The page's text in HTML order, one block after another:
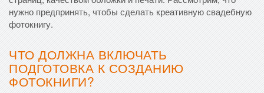
нужно предпринять, чтобы сделать креативную свадебную
фотокнигу.
ЧТО ДОЛЖНА ВКЛЮЧАТЬ
ПОДГОТОВКА К СОЗДАНИЮ
ФОТОКНИГИ?